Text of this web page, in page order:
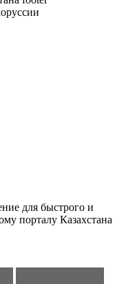
для быстрого и
порталу Казахстана